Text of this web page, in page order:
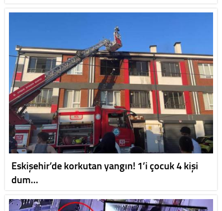
Eskişehir’de korkutan yangın! 1’i çocuk 4 kişi
dum…